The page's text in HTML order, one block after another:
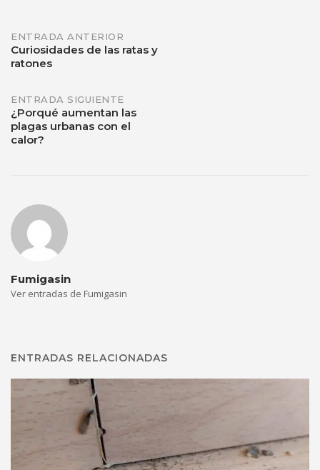
ENTRADA ANTERIOR
Curiosidades de las ratas y
ratones
ENTRADA SIGUIENTE
¿Porqué aumentan las
plagas urbanas con el
calor?
Fumigasin
Ver entradas de Fumigasin
ENTRADAS RELACIONADAS